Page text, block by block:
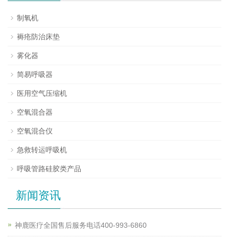
制氧机
褥疮防治床垫
雾化器
简易呼吸器
医用空气压缩机
空氧混合器
空氧混合仪
急救转运呼吸机
呼吸管路硅胶类产品
新闻资讯
神鹿医疗全国售后服务电话400-993-6860